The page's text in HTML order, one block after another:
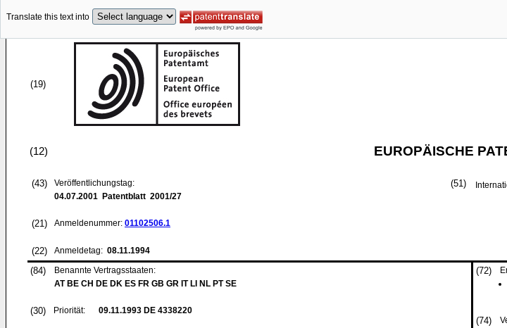
Translate this text into
(19)
(12) EUROPÄISCHE
(43)
Veröffentlichungstag:
04.07.2001 Patentblatt 2001/27
(21) Anmeldenummer: 01102506.1
(22) Anmeldetag: 08.11.1994
(51)
(84)
Benannte Vertragsstaaten:
AT BE CH DE DK ES FR GB GR IT LI NL PT SE
(30) Priorität: 09.11.1993 DE 4338220
(72)
(74)